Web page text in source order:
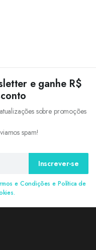
e ganhe R$
sobre promoções
spam!
Inscrever-se
e Condições e Política de